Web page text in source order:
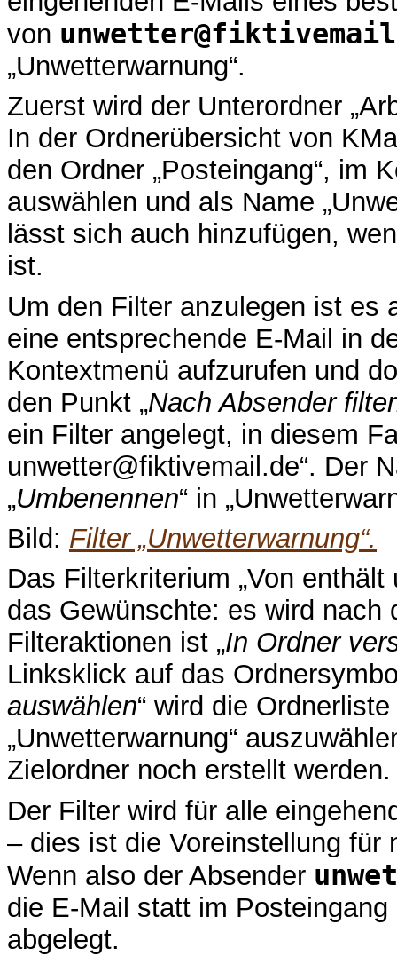
von
„Unwetterwarnung“.
Zuerst wird der Unterordner
In der Ordnerübersicht von
den Ordner „Posteingang“, im
auswählen und als Name
lässt sich auch hinzufügen,
ist.
Um den Filter anzulegen ist es
eine entsprechende E-Mail in
Kontextmenü aufzurufen und
den Punkt „Nach Absender
ein Filter angelegt, in diesem
unwetter@fiktivemail.de“. Der
„Umbenennen“ in
Bild: Filter „Unwetterwarnung“.
Das Filterkriterium „Von
das Gewünschte: es wird nach
Filteraktionen ist „In Ordner
Linksklick auf das
auswählen“ wird die
„Unwetterwarnung“
Zielordner noch erstellt werden.
Der Filter wird für alle
– dies ist die Voreinstellung für
Wenn also der Absender
die E-Mail statt im Posteingang
abgelegt.